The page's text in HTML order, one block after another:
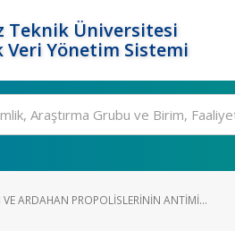
Teknik Üniversitesi
Veri Yönetim Sistemi
VE ARDAHAN PROPOLISLERININ ANTIMI...